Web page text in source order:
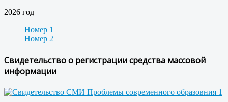
2026 год
Номер 1
Номер 2
Свидетельство о регистрации средства массовой
информации